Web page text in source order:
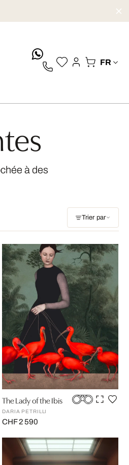
à des
Trier par
The Lady of the Ibis
DARIA PETRILLI
CHF 2 590